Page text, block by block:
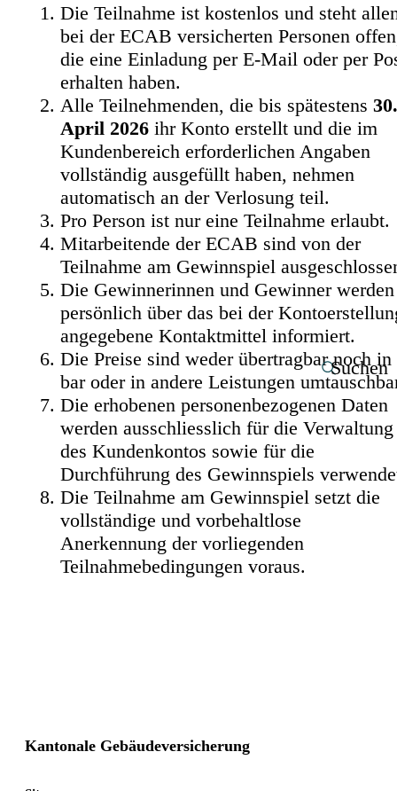
Suchen
Die Teilnahme ist kostenlos und steht
bei der ECAB versicherten Personen
die eine Einladung per E-Mail oder per
erhalten haben.
Alle Teilnehmenden, die bis spätestens 30.
April 2026 ihr Konto erstellt und die im
Kundenbereich erforderlichen Angaben
vollständig ausgefüllt haben, nehmen
automatisch an der Verlosung teil.
Pro Person ist nur eine Teilnahme erlaubt.
Mitarbeitende der ECAB sind von der
Teilnahme am Gewinnspiel
Die Gewinnerinnen und Gewinner werden
persönlich über das bei der
angegebene Kontaktmittel informiert.
Die Preise sind weder übertragbar noch in
bar oder in andere Leistungen
Die erhobenen personenbezogenen Daten
werden ausschliesslich für die Verwaltung
des Kundenkontos sowie für die
Durchführung des Gewinnspiels
Die Teilnahme am Gewinnspiel setzt die
vollständige und vorbehaltlose
Anerkennung der vorliegenden
Teilnahmebedingungen voraus.
Kantonale Gebäudeversicherung